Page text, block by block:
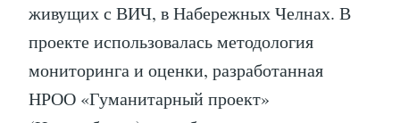
живущих с ВИЧ, в Набережных Челнах. В
проекте использовалась методология
мониторинга и оценки, разработанная
НРОО «Гуманитарный проект»